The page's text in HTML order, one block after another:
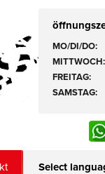
MO/DI/DO:
MITTWOCH:
FREITAG:
SAMSTAG:
Select